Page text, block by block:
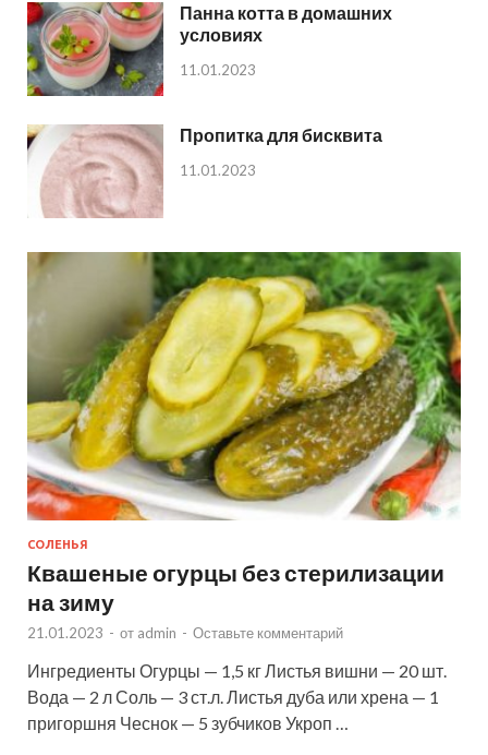
Панна котта в домашних
условиях
11.01.2023
Пропитка для бисквита
11.01.2023
СОЛЕНЬЯ
Квашеные огурцы без стерилизации
на зиму
21.01.2023 - от admin - Оставьте комментарий
Ингредиенты Огурцы — 1,5 кг Листья вишни — 20 шт.
Вода — 2 л Соль — 3 ст.л. Листья дуба или хрена — 1
пригоршня Чеснок — 5 зубчиков Укроп …